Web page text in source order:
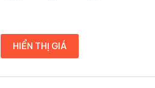
HIỂN THỊ GIÁ